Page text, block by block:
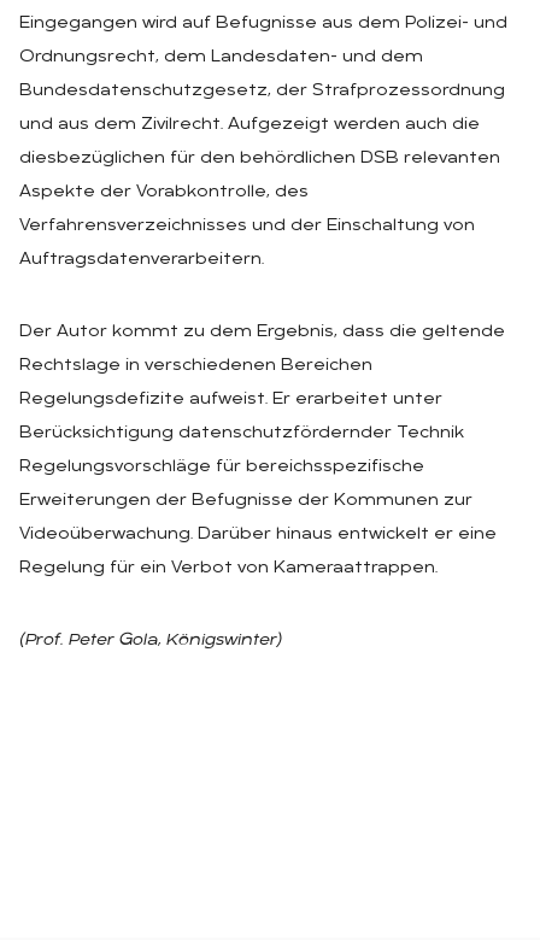
Eingegangen wird auf Befugnisse aus dem Polizei- und
Ordnungsrecht, dem Landesdaten- und dem
Bundesdatenschutzgesetz, der Strafprozessordnung
und aus dem Zivilrecht. Aufgezeigt werden auch die
diesbezüglichen für den behördlichen DSB relevanten
Aspekte der Vorabkontrolle, des
Verfahrensverzeichnisses und der Einschaltung von
Auftragsdatenverarbeitern.
Der Autor kommt zu dem Ergebnis, dass die geltende
Rechtslage in verschiedenen Bereichen
Regelungsdefizite aufweist. Er erarbeitet unter
Berücksichtigung datenschutzfördernder Technik
Regelungsvorschläge für bereichsspezifische
Erweiterungen der Befugnisse der Kommunen zur
Videoüberwachung. Darüber hinaus entwickelt er eine
Regelung für ein Verbot von Kameraattrappen.
(Prof. Peter Gola, Königswinter)